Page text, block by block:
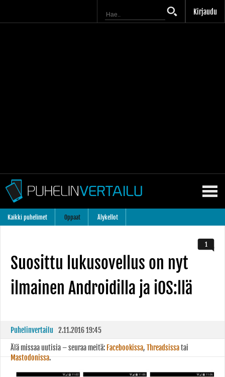
Kirjaudu
Kaikki puhelimet Oppaat Älykellot
Suosittu lukusovellus on nyt
ilmainen Androidilla ja iOS:llä
1
Puhelinvertailu 2.11.2016 19:45
Älä missaa uutisia – seuraa meitä: Facebookissa, Threadsissatai
Mastodonissa.